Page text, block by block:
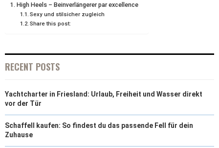
E
R
K S
High Heels – Beinverlängerer par excellence
Sexy und stilsicher zugleich
Share this post:
RECENT POSTS
Yachtcharter in Friesland: Urlaub, Freiheit und Wasser direkt
vor der Tür
Schaffell kaufen: So findest du das passende Fell für dein
Zuhause